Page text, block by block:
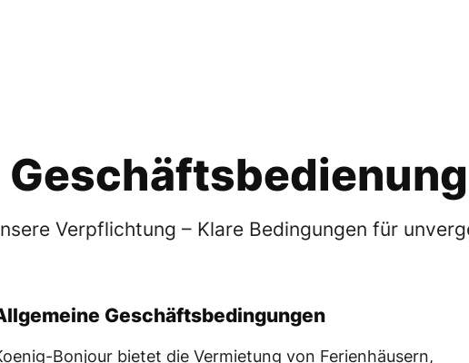
Verpflichtung – Klare Bedingungen für
Geschäftsbedingungen
Bonjour bietet die Vermietung von Ferienhäusern,